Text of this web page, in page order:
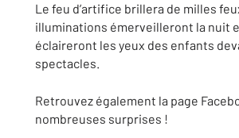
Le feu d’artifice brillera de milles
illuminations émerveilleront la nuit
éclaireront les yeux des enfants
spectacles.
Retrouvez également la page
nombreuses surprises !